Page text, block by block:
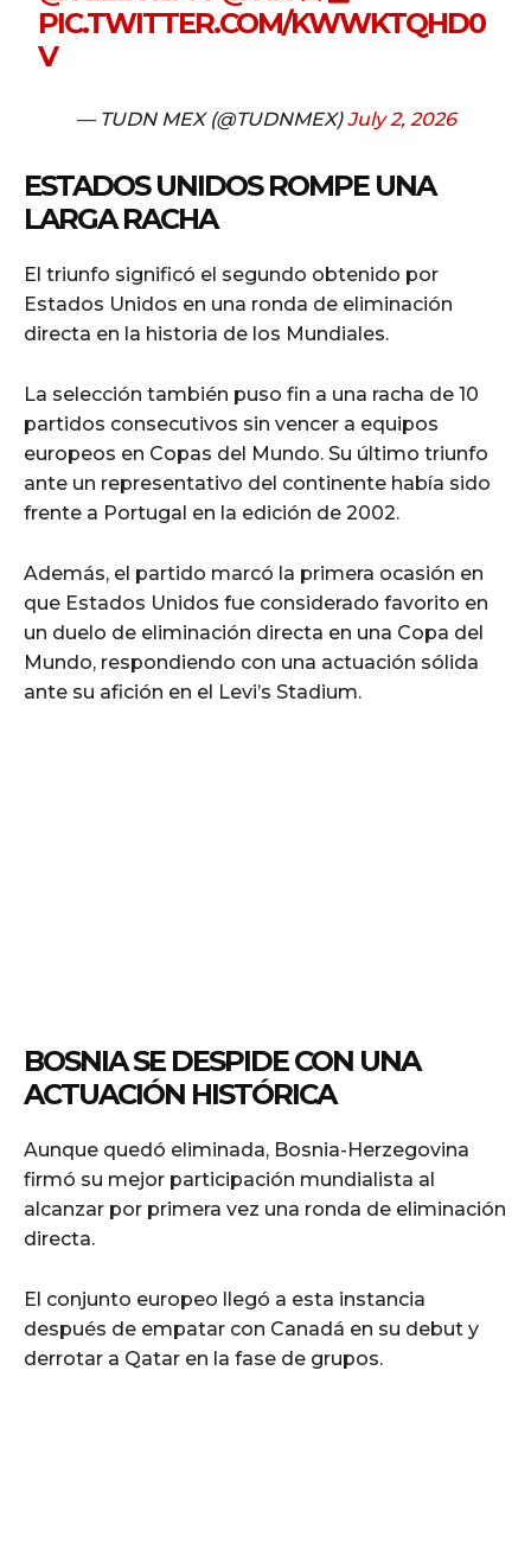
PIC.TWITTER.COM/KWWKTQHD0
V
— TUDN MEX (@TUDNMEX)July 2, 2026
ESTADOS UNIDOS ROMPE UNA
LARGA RACHA
El triunfo significó el segundo obtenido por
Estados Unidos en una ronda de eliminación
directa en la historia de los Mundiales.
La selección también puso fin a una racha de 10
partidos consecutivos sin vencer a equipos
europeos en Copas del Mundo. Su último triunfo
ante un representativo del continente había sido
frente a Portugal en la edición de 2002.
Además, el partido marcó la primera ocasión en
que Estados Unidos fue considerado favorito en
un duelo de eliminación directa en una Copa del
Mundo, respondiendo con una actuación sólida
ante su afición en el Levi’s Stadium.
BOSNIA SE DESPIDE CON UNA
ACTUACIÓN HISTÓRICA
Aunque quedó eliminada, Bosnia-Herzegovina
firmó su mejor participación mundialista al
alcanzar por primera vez una ronda de eliminación
directa.
El conjunto europeo llegó a esta instancia
después de empatar con Canadá en su debut y
derrotar a Qatar en la fase de grupos.